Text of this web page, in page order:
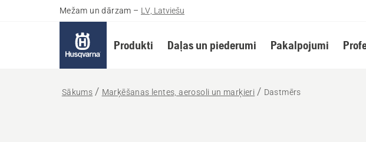
Mežam un dārzam – LV, Latviešu
Produkti Daļas un piederumi Pakalpojumi
Sākums Marķēšanas lentes, aerosoli un marķieri Dastmērs